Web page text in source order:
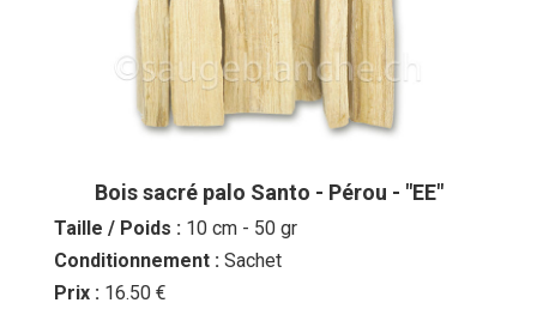
Bois sacré palo Santo - Pérou - "EE"
Taille / Poids : 10 cm - 50 gr
Conditionnement : Sachet
Prix : 16.50 €